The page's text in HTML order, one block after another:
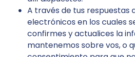
A través de tus respuestas
electrónicos en los cuales
confirmes y actualices la
mantenemos sobre vos, o